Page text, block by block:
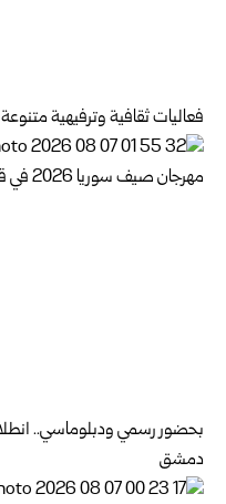
فعاليات ثقافية وترفيهية
دمشق